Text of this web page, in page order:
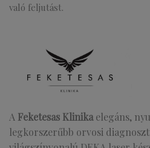
való feljutást.
A Feketesas Klinikaelegáns,
legkorszerűbb orvosi